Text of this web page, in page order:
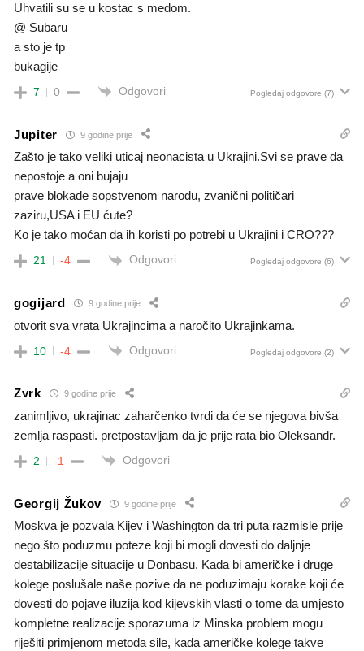
Uhvatili su se u kostac s medom.
@ Subaru
a sto je tp
bukagije
7 0 Odgovori Pogledaj odgovore (7)
Jupiter 9 godine prije
Zašto je tako veliki uticaj neonacista u Ukrajini.Svi se prave da
nepostoje a oni bujaju
prave blokade sopstvenom narodu, zvanični političari
zaziru,USA i EU ćute?
Ko je tako moćan da ih koristi po potrebi u Ukrajini i CRO???
21 -4 Odgovori Pogledaj odgovore (6)
gogijard 9 godine prije
otvorit sva vrata Ukrajincima a naročito Ukrajinkama.
10 -4 Odgovori Pogledaj odgovore (2)
Zvrk 9 godine prije
zanimljivo, ukrajinac zaharčenko tvrdi da će se njegova bivša
zemlja raspasti. pretpostavljam da je prije rata bio Oleksandr.
2 -1 Odgovori
Georgij Žukov 9 godine prije
Moskva je pozvala Kijev i Washington da tri puta razmisle prije
nego što poduzmu poteze koji bi mogli dovesti do daljnje
destabilizacije situacije u Donbasu. Kada bi američke i druge
kolege poslušale naše pozive da ne poduzimaju korake koji će
dovesti do pojave iluzija kod kijevskih vlasti o tome da umjesto
kompletne realizacije sporazuma iz Minska problem mogu
riješiti primjenom metoda sile, kada američke kolege takve